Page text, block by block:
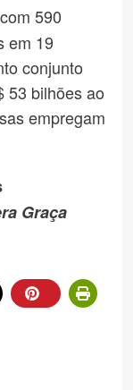
590
em 19
conjunto
53 bilhões ao
empregam
Graça